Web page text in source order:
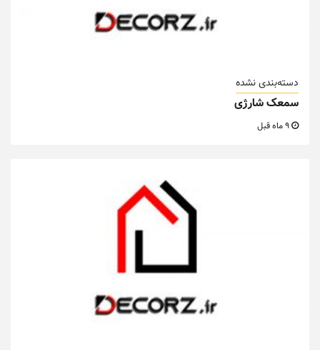
دسته‌بندی نشده
سمعک شارژی